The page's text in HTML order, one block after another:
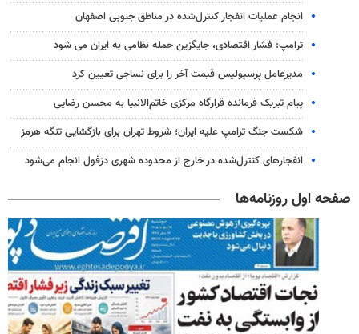
انجام عملیات انفجار کنترل‌شده در مناطق جنوبی اصفهان
ترامپ: فشار اقتصادی، جایگزین حمله نظامی به ایران می شود
مدیرعامل پرسپولیس قیمت آخر را برای نساجی تعیین کرد
پیام تبریک فرمانده قرارگاه مرکزی خاتم‌الانبیا به محسن رضایی
شکست جنگ ترامپ علیه ایران؛ شروط تهران برای بازگشایی تنگه هرمز
انفجارهای کنترل‌شده در خارج از محدوده شهری دزفول انجام می‌شود
صفحه اول روزنامه‌ها